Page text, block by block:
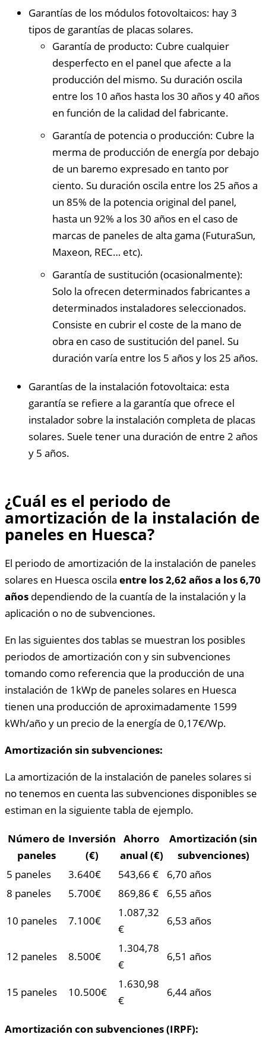
Garantías de los módulos fotovoltaicos: hay 3
tipos de garantías de placas solares.
Garantía de producto: Cubre cualquier
desperfecto en el panel que afecte a la
producción del mismo. Su duración oscila
entre los 10 años hasta los 30 años y 40 años
en función de la calidad del fabricante.
Garantía de potencia o producción: Cubre la
merma de producción de energía por debajo
de un baremo expresado en tanto por
ciento. Su duración oscila entre los 25 años a
un 85% de la potencia original del panel,
hasta un 92% a los 30 años en el caso de
marcas de paneles de alta gama (FuturaSun,
Maxeon, REC… etc).
Garantía de sustitución (ocasionalmente):
Solo la ofrecen determinados fabricantes a
determinados instaladores seleccionados.
Consiste en cubrir el coste de la mano de
obra en caso de sustitución del panel. Su
duración varía entre los 5 años y los 25 años.
Garantías de la instalación fotovoltaica: esta
garantía se refiere a la garantía que ofrece el
instalador sobre la instalación completa de placas
solares. Suele tener una duración de entre 2 años
y 5 años.
¿Cuál es el periodo de
amortización de la instalación de
paneles en Huesca?
El periodo de amortización de la instalación de paneles
solares en Huesca oscila entre los 2,62 años a los 6,70
años dependiendo de la cuantía de la instalación y la
aplicación o no de subvenciones.
En las siguientes dos tablas se muestran los posibles
periodos de amortización con y sin subvenciones
tomando como referencia que la producción de una
instalación de 1kWp de paneles solares en Huesca
tienen una producción de aproximadamente 1599
kWh/año y un precio de la energía de 0,17€/Wp.
Amortización sin subvenciones:
La amortización de la instalación de paneles solares si
no tenemos en cuenta las subvenciones disponibles se
estiman en la siguiente tabla de ejemplo.
Número de
paneles
Inversión
(€)
Ahorro
anual (€)
Amortización (sin
subvenciones)
5 paneles
3.640€ 543,66 €
6,70 años
8 paneles
5.700€ 869,86 €
6,55 años
10 paneles
7.100€
1.087,32
€
6,53 años
12 paneles 8.500€
1.304,78
€
6,51 años
15 paneles 10.500€
1.630,98
€
6,44 años
Amortización con subvenciones (IRPF):